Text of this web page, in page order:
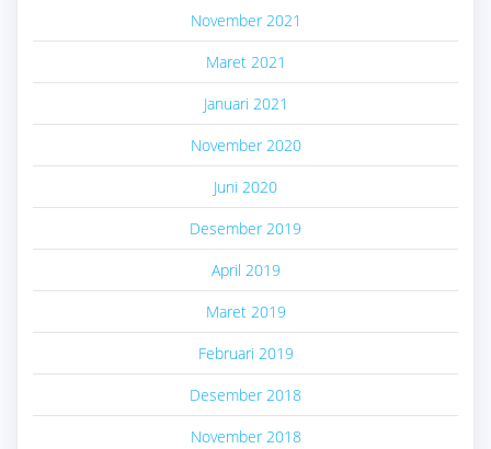
November 2021
Maret 2021
Januari 2021
November 2020
Juni 2020
Desember 2019
April 2019
Maret 2019
Februari 2019
Desember 2018
November 2018